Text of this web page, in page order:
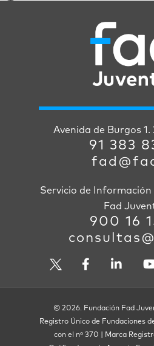
Avenida de Burgos
91 383
Servicio de
Fad
900 16
© 2026. Fundación Fad
Registro Único de Fundaciones
con el nº 370 | Marca